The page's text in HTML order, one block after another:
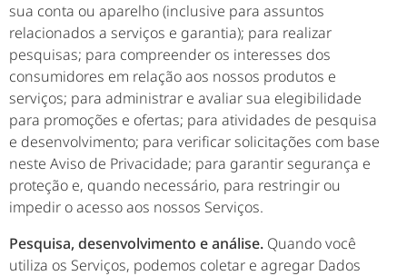
sua conta ou aparelho (inclusive para assuntos
relacionados a serviços e garantia); para realizar
pesquisas; para compreender os interesses dos
consumidores em relação aos nossos produtos e
serviços; para administrar e avaliar sua elegibilidade
para promoções e ofertas; para atividades de pesquisa
e desenvolvimento; para verificar solicitações com base
neste Aviso de Privacidade; para garantir segurança e
proteção e, quando necessário, para restringir ou
impedir o acesso aos nossos Serviços.
Pesquisa, desenvolvimento e análise. Quando você
utiliza os Serviços, podemos coletar e agregar Dados